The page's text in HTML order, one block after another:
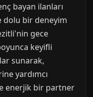
bayan ilanları
dolu bir deneyim
gece
keyifli
sunarak,
yardımcı
enerjik bir partner